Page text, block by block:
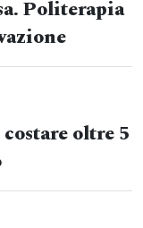
Politerapia
oltre 5